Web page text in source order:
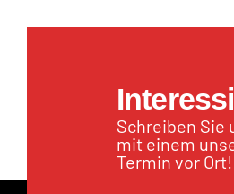
Schreiben Sie
mit einem
Termin vor Ort!